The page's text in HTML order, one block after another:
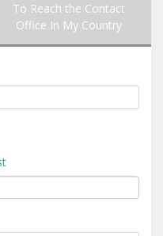
To Reach the Contact
Office In My Country